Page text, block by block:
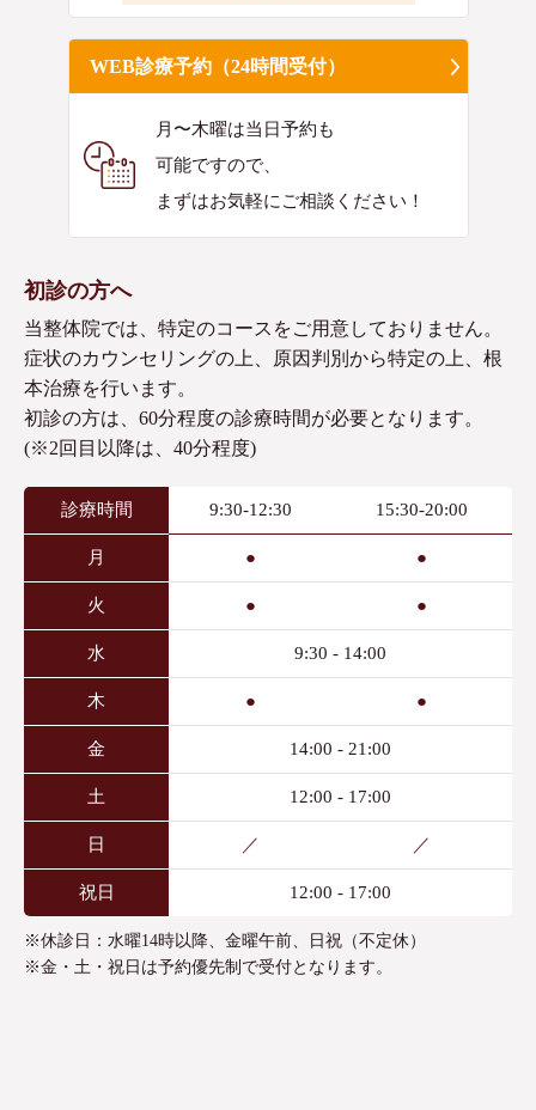
WEB診療予約（24時間受付）
月〜木曜は当日予約も
可能ですので、
まずはお気軽にご相談ください！
初診の方へ
当整体院では、特定のコースをご用意しておりません。
症状のカウンセリングの上、原因判別から特定の上、根
本治療を行います。
初診の方は、60分程度の診療時間が必要となります。
(※2回目以降は、40分程度)
診療時間 9:30-12:30 15:30-20:00
月 ● ●
火 ● ●
水 9:30 - 14:00
木 ● ●
金 14:00 - 21:00
土 12:00 - 17:00
日 ／ ／
祝日 12:00 - 17:00
※休診日：水曜14時以降、金曜午前、日祝（不定休）
※金・土・祝日は予約優先制で受付となります。